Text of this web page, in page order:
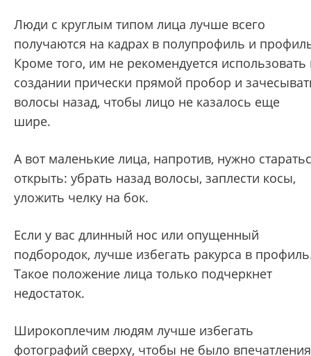
Люди с круглым типом лица лучше всего
получаются на кадрах в полупрофиль и
Кроме того, им не рекомендуется использовать
создании прически прямой пробор и
волосы назад, чтобы лицо не казалось еще
шире.
А вот маленькие лица, напротив, нужно
открыть: убрать назад волосы, заплести косы,
уложить челку на бок.
Если у вас длинный нос или опущенный
подбородок, лучше избегать ракурса в
Такое положение лица только подчеркнет
недостаток.
Широкоплечим людям лучше избегать
фотографий сверху, чтобы не было